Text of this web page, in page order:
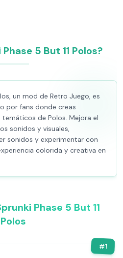
5 But 11 Polos?
un mod de Retro Juego, es
por fans donde creas
de Polos. Mejora el
sonidos y visuales,
sonidos y experimentar con
colorida y creativa en
Phase 5 But 11
Polos
#1